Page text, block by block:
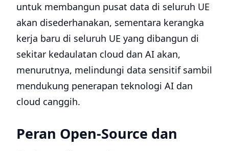
untuk membangun pusat data di seluruh UE
akan disederhanakan, sementara kerangka
kerja baru di seluruh UE yang dibangun di
sekitar kedaulatan cloud dan AI akan,
menurutnya, melindungi data sensitif sambil
mendukung penerapan teknologi AI dan
cloud canggih.
Peran Open-Source dan